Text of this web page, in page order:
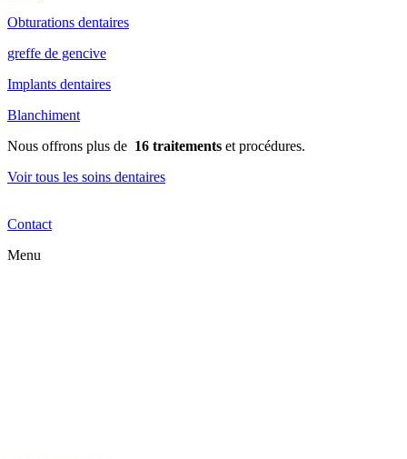
Obturations dentaires
greffe de gencive
Implants dentaires
Blanchiment
Nous offrons plus de 16 traitements et procédures.
Voir tous les soins dentaires
Contact
Menu